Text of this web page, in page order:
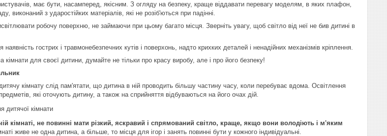
має бути, насамперед, якісним. З огляду на безпеку, краще віддавати перевагу моделям, в яких плафон,
виконаний з ударостійких матеріалів, які не розіб'ються при падінні.
робочу поверхню, не займаючи при цьому багато місця. Зверніть увагу, щоб світло від неї не бив дитині в
гострих і травмонебезпечних кутів і поверхонь, надто крихких деталей і ненадійних механізмів кріплення.
для своєї дитини, думайте не тільки про красу виробу, але і про його безпеку!
кімнату слід пам'ятати, що дитина в ній проводить більшу частину часу, коли перебуває вдома. Освітлення
які оточують дитину, а також на сприйняття відбуваються на його очах дій.
кімнаті, не повинні мати різкий, яскравий і спрямований світло, краще, якщо вони володіють і м'яким
живе не одна дитина, а більше, то місця для ігор і занять повинні бути у кожного індивідуальні.